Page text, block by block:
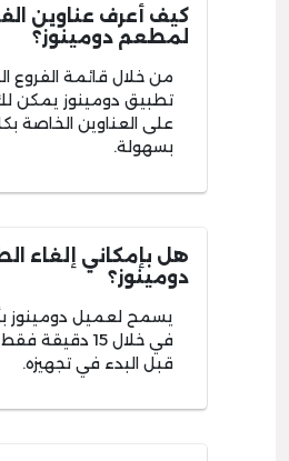
كيف أعرف عناوين
لمطعم دومينوز؟
من خلال قائمة الفروع
تطبيق دومينوز يمكن
على العناوين الخاصة
بسهولة.
هل بإمكاني إلغاء
دومينوز؟
يسمح لعميل دومينوز
في خلال 15
قبل البدء في تجهيزه.